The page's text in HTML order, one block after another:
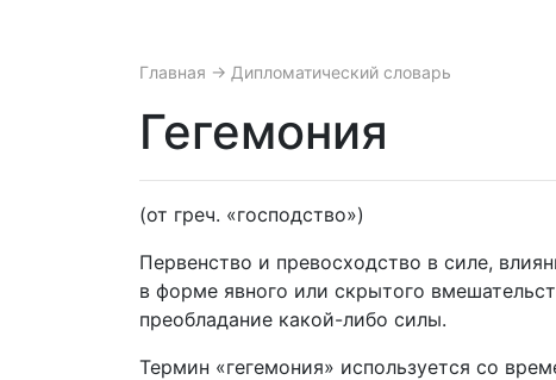
Главная → Дипломатический словарь
Гегемония
(от греч. «господство»)
Первенство и превосходство в силе,
в форме явного или скрытого
преобладание какой-либо силы.
Термин «гегемония» используется со